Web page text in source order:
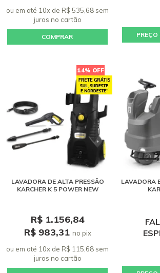
ou em até 10x de R$ 535,68 sem
juros no cartão
COMPRAR
14% OFF
LAVADORA DE ALTA PRESSÃO
KARCHER K 5 POWER NEW
R$ 1.156,84
R$ 983,31 no pix
ou em até 10x de R$ 115,68 sem
juros no cartão
LAVADORA